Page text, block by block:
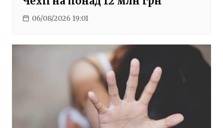
06/08/2026 19:01